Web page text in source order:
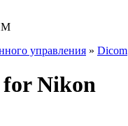
управления » Dicom
for Nikon